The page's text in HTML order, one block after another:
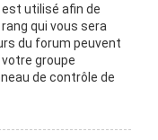
utilisé afin de
qui vous sera
du forum peuvent
groupe
de contrôle de